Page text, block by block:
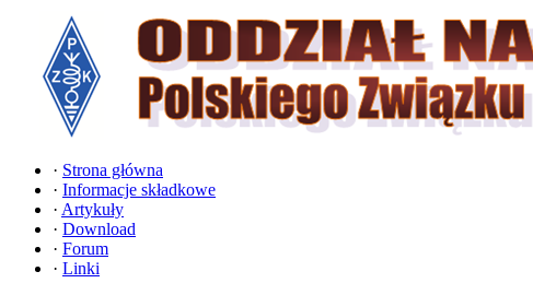
· Strona główna
· Informacje składkowe
· Artykuły
· Download
· Forum
· Linki